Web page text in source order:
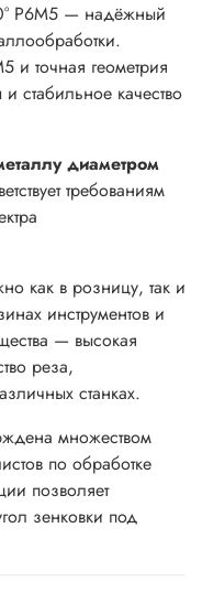
сверлильных,
деталей
фасок для
Р6М5 — надёжный
и точная геометрия
стабильное качество
диаметром
требованиям
как в розницу, так и
инструментов и
— высокая
реза,
станках.
множеством
по обработке
позволяет
зенковки под